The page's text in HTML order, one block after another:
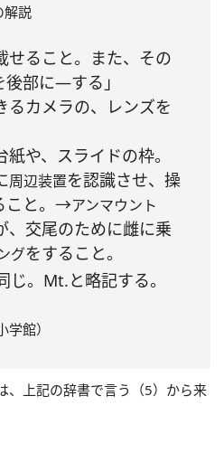
解説
せること。また、その
部に―する」
るカメラの、レンズを
や、スライドの枠。
周辺装置を認識させ、操
こと。→アンマウント
、交尾のために雌に乗
グをすること。
じ。Mt.と略記する。
学館）
、上記の辞書で言う（5）から来